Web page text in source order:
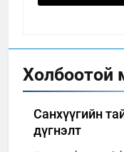
Холбоотой
Санхүүгийн
дүгнэлт